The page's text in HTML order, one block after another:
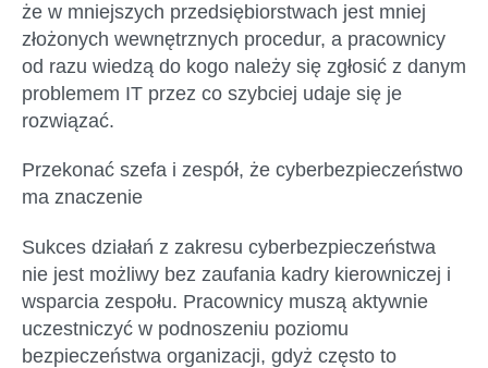
że w mniejszych przedsiębiorstwach jest mniej
złożonych wewnętrznych procedur, a pracownicy
od razu wiedzą do kogo należy się zgłosić z danym
problemem IT przez co szybciej udaje się je
rozwiązać.
Przekonać szefa i zespół, że cyberbezpieczeństwo
ma znaczenie
Sukces działań z zakresu cyberbezpieczeństwa
nie jest możliwy bez zaufania kadry kierowniczej i
wsparcia zespołu. Pracownicy muszą aktywnie
uczestniczyć w podnoszeniu poziomu
bezpieczeństwa organizacji, gdyż często to